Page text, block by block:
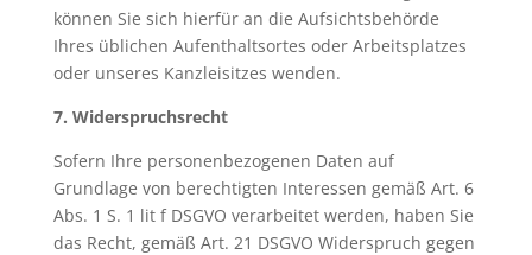
können Sie sich hierfür an die Aufsichtsbehörde
Ihres üblichen Aufenthaltsortes oder Arbeitsplatzes
oder unseres Kanzleisitzes wenden.
7. Widerspruchsrecht
Sofern Ihre personenbezogenen Daten auf
Grundlage von berechtigten Interessen gemäß Art. 6
Abs. 1 S. 1 lit f DSGVO verarbeitet werden, haben Sie
das Recht, gemäß Art. 21 DSGVO Widerspruch gegen